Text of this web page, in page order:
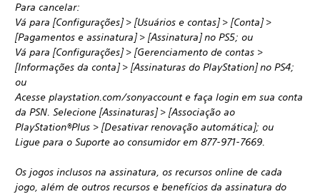
Para cancelar:
Vá para [Configurações] > [Usuários e contas] > [Conta] >
[Pagamentos e assinatura] > [Assinatura] no PS5; ou
Vá para [Configurações] > [Gerenciamento de contas >
[Informações da conta] > [Assinaturas do PlayStation] no PS4;
ou
Acesse playstation.com/sonyaccount e faça login em sua conta
da PSN. Selecione [Assinaturas] > [Associação ao
PlayStation®Plus > [Desativar renovação automática]; ou
Ligue para o Suporte ao consumidor em 877-971-7669.
Os jogos inclusos na assinatura, os recursos online de cada
jogo, além de outros recursos e benefícios da assinatura do